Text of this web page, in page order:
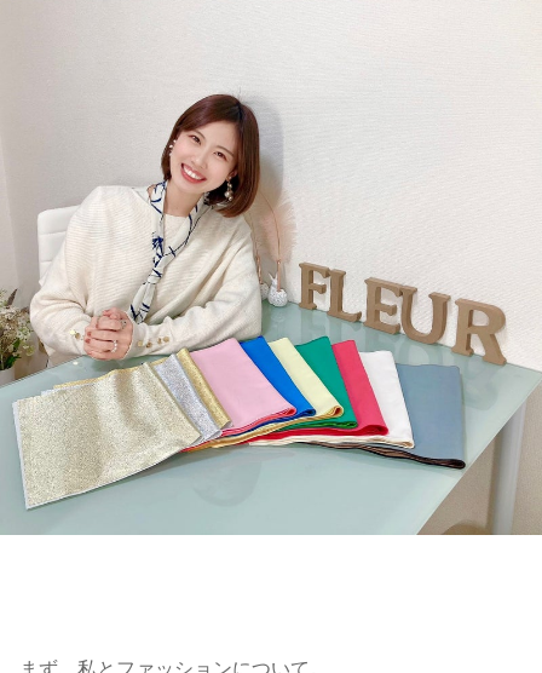
まず、私とファッションについて。